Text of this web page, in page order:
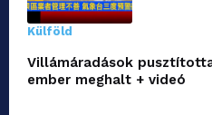
Külföld
Villámáradások
ember meghalt + videó